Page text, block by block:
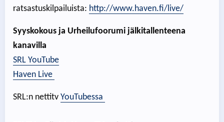
ratsastuskilpailuista: http://www.haven.fi/live/
Syyskokous ja Urheilufoorumi jälkitallenteena
kanavilla
SRL YouTube
Haven Live
SRL:n nettitv YouTubessa